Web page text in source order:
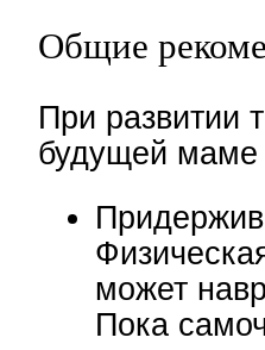
Общие
При развитии
будущей маме
может
Пока